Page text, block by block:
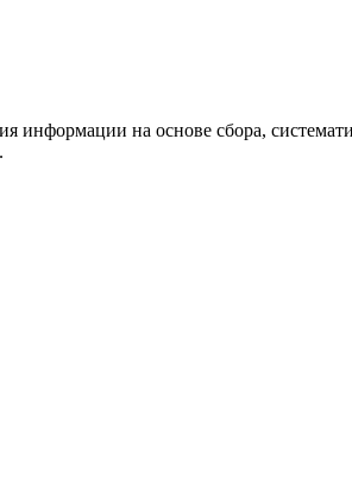
информации на основе сбора,